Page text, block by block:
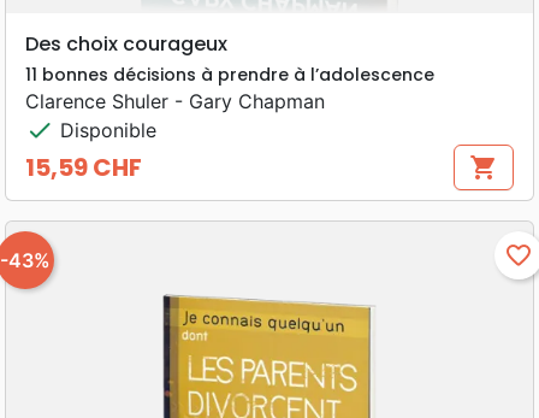
Des choix courageux
11 bonnes décisions à prendre à l’adolescence
Clarence Shuler - Gary Chapman
check Disponible
Prix
15,59 CHF shopping_cart
-43% favorite_border